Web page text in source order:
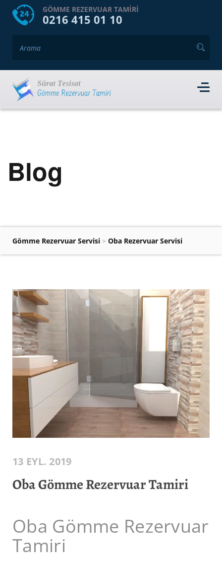
HOME HAKKIMIZDA
GÖMME REZERVUAR TAMIRI
0216 415 01 10
Blog
Gömme Rezervuar Servisi > Oba Rezervuar Servisi
13 EYL. 2019
Oba Gömme Rezervuar Tamiri
Oba Gömme Rezervuar
Tamiri